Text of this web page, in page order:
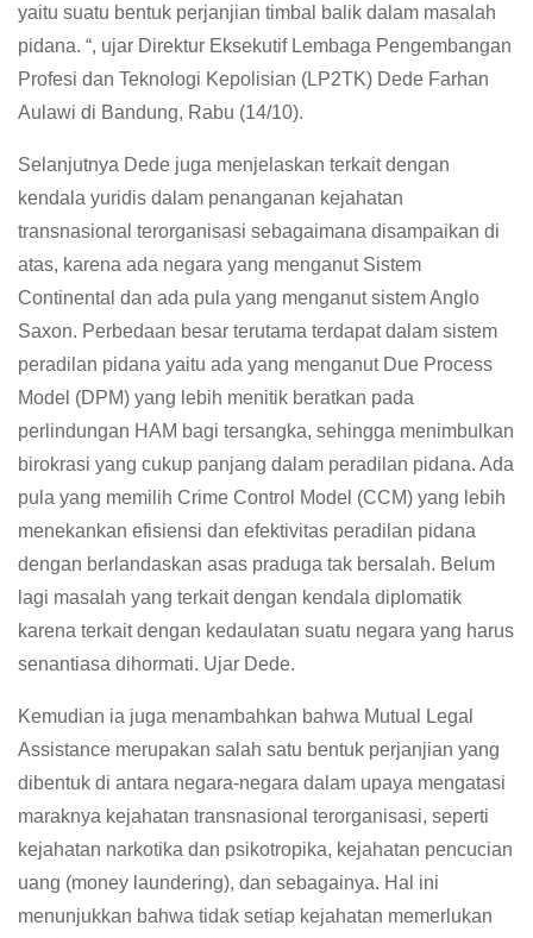
yaitu suatu bentuk perjanjian timbal balik dalam masalah
pidana. “, ujar Direktur Eksekutif Lembaga Pengembangan
Profesi dan Teknologi Kepolisian (LP2TK) Dede Farhan
Aulawi di Bandung, Rabu (14/10).
Selanjutnya Dede juga menjelaskan terkait dengan
kendala yuridis dalam penanganan kejahatan
transnasional terorganisasi sebagaimana disampaikan di
atas, karena ada negara yang menganut Sistem
Continental dan ada pula yang menganut sistem Anglo
Saxon. Perbedaan besar terutama terdapat dalam sistem
peradilan pidana yaitu ada yang menganut Due Process
Model (DPM) yang lebih menitik beratkan pada
perlindungan HAM bagi tersangka, sehingga menimbulkan
birokrasi yang cukup panjang dalam peradilan pidana. Ada
pula yang memilih Crime Control Model (CCM) yang lebih
menekankan efisiensi dan efektivitas peradilan pidana
dengan berlandaskan asas praduga tak bersalah. Belum
lagi masalah yang terkait dengan kendala diplomatik
karena terkait dengan kedaulatan suatu negara yang harus
senantiasa dihormati. Ujar Dede.
Kemudian ia juga menambahkan bahwa Mutual Legal
Assistance merupakan salah satu bentuk perjanjian yang
dibentuk di antara negara-negara dalam upaya mengatasi
maraknya kejahatan transnasional terorganisasi, seperti
kejahatan narkotika dan psikotropika, kejahatan pencucian
uang (money laundering), dan sebagainya. Hal ini
menunjukkan bahwa tidak setiap kejahatan memerlukan